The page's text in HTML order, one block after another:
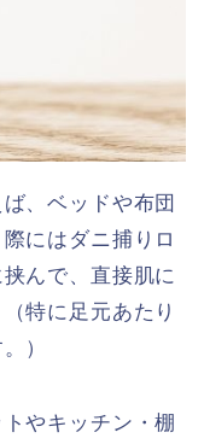
、ベッドや布団
にはダニ捕りロ
んで、直接肌に
特に足元あたり
）
やキッチン・棚